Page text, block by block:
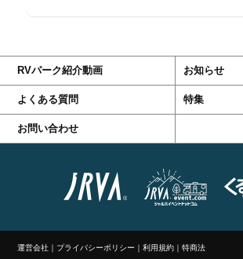
RVパーク紹介動画 お知らせ
よくある質問 特集
お問い合わせ
運営会社 ｜ プライバシーポリシー ｜利用規約 ｜特商法